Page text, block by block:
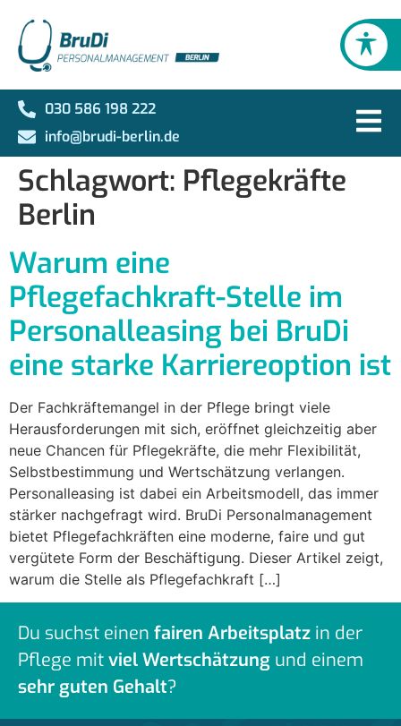
030 586 198 222
info@brudi-berlin.de
Schlagwort: Pflegekräfte
Berlin
Warum eine
Pflegefachkraft-Stelle im
Personalleasing bei BruDi
eine starke Karriereoption ist
Der Fachkräftemangel in der Pflege bringt viele
Herausforderungen mit sich, eröffnet gleichzeitig aber
neue Chancen für Pflegekräfte, die mehr Flexibilität,
Selbstbestimmung und Wertschätzung verlangen.
Personalleasing ist dabei ein Arbeitsmodell, das immer
stärker nachgefragt wird. BruDi Personalmanagement
bietet Pflegefachkräften eine moderne, faire und gut
vergütete Form der Beschäftigung. Dieser Artikel zeigt,
warum die Stelle als Pflegefachkraft […]
Du suchst einen fairen Arbeitsplatz in der
Pflege mitviel Wertschätzung und einem
sehr guten Gehalt?